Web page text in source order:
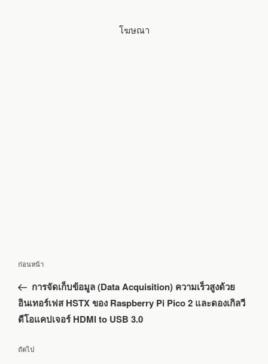
โฆษณา
เรื่อง
เรื่อง
หน้า
ก่อนหน้า
การจัดเก็บข้อมูล (Data Acquisition) ความเร็วสูงด้วย
อินเทอร์เฟส HSTX ของ Raspberry Pi Pico 2 และดองเกิลวี
ดีโอแคปเจอร์ HDMI to USB 3.0
เรื่อง
ถัดไป